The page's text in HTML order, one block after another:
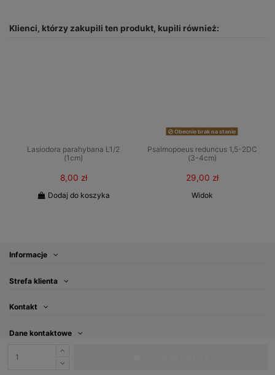
Klienci, którzy zakupili ten produkt, kupili również:
Lasiodora parahybana L1/2
(1cm)
8,00 zł
Dodaj do koszyka
Obecnie brak na stanie
Psalmopoeus reduncus 1,5-2DC
(3-4cm)
29,00 zł
Widok
Informacje
Strefa klienta
Kontakt
Dane kontaktowe
Subskrybuj